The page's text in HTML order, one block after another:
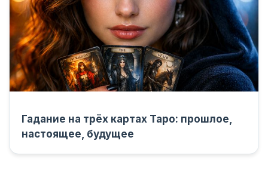
Гадание на трёх картах Таро: прошлое,
настоящее, будущее